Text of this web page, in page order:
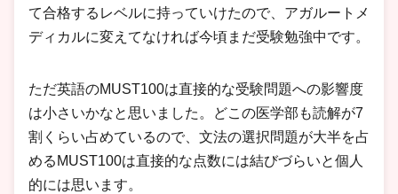
て合格するレベルに持っていけたので、アガルートメ
ディカルに変えてなければ今頃まだ受験勉強中です。
ただ英語のMUST100は直接的な受験問題への影響度
は小さいかなと思いました。どこの医学部も読解が7
割くらい占めているので、文法の選択問題が大半を占
めるMUST100は直接的な点数には結びづらいと個人
的には思います。